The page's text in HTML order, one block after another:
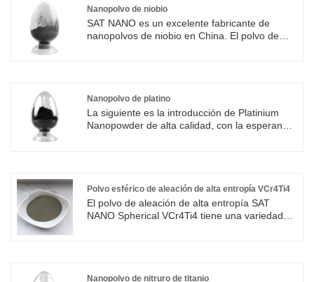
Nanopolvo de niobio
SAT NANO es un excelente fabricante de
nanopolvos de niobio en China. El polvo de
a su efecto de tamaño y sus excelentes
propiedades ópticas, eléctricas y magnéticas,
el polvo de nanoniobio tiene una amplia
por SAT NAO es el más vendido en varios
países del mundo.
Nanopolvo de platino
La siguiente es la introducción de Platinium
Nanopowder de alta calidad, con la esperanza
Polvo esférico de aleación de alta entropía VCr4Ti4
El polvo de aleación de alta entropía SAT
NANO Spherical VCr4Ti4 tiene una variedad
desgaste, fuerte resistencia a la corrosión,
Nanopolvo de nitruro de titanio